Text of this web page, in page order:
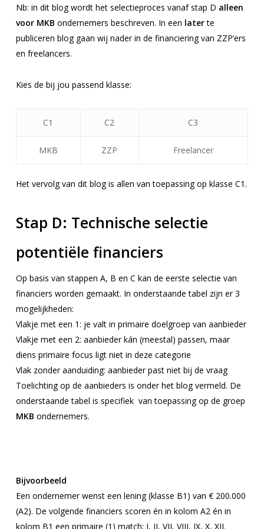
Nb: in dit blog wordt het selectieproces vanaf stap D alleen
voor MKB ondernemers beschreven. In een laterte
publiceren blog gaan wij nader in de financiering van ZZP’ers
en freelancers.
Kies de bij jou passend klasse:
C1 C2 C3
MKB ZZP Freelancer
Het vervolg van dit blog is allen van toepassing op klasse C1.
Stap D: Technische selectie
potentiële financiers
Op basis van stappen A, B en C kan de eerste selectie van
financiers worden gemaakt. In onderstaande tabel zijn er 3
mogelijkheden:
Vlakje met een 1: je valt in primaire doelgroep van aanbieder
Vlakje met een 2: aanbieder kán (meestal) passen, maar
diens primaire focus ligt niet in deze categorie
Vlak zonder aanduiding: aanbieder past niet bij de vraag
Toelichting op de aanbieders is onder het blog vermeld. De
onderstaande tabel is specifiek van toepassing op de groep
MKB ondernemers.
Bijvoorbeeld
Een ondernemer wenst een lening (klasse B1) van € 200.000
(A2). De volgende financiers scoren én in kolom A2 én in
kolom B1 een primaire (1) match: I, II, VII, VIII, IX, X, XII.